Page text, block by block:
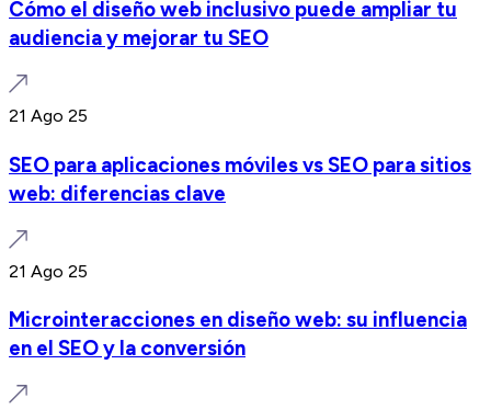
Cómo el diseño web inclusivo puede ampliar tu
audiencia y mejorar tu SEO
21 Ago 25
SEO para aplicaciones móviles vs SEO para sitios
web: diferencias clave
21 Ago 25
Microinteracciones en diseño web: su influencia
en el SEO y la conversión